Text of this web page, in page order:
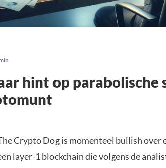
hint op parabolische
Crypto Dog is momenteel bullish over
layer-1 blockchain die volgens de